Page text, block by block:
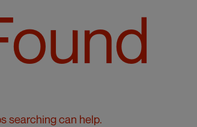
searching can help.